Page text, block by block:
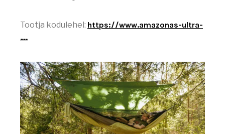
Tootja kodulehel: https://www.amazonas-ultra-
….